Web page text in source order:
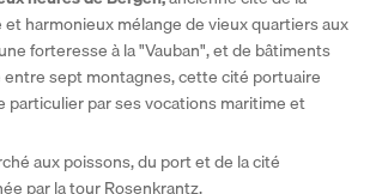
et harmonieux mélange de vieux quartiers aux
forteresse à la "Vauban", et de bâtiments
entre sept montagnes, cette cité portuaire
particulier par ses vocations maritime et
aux poissons, du port et de la cité
par la tour Rosenkrantz.